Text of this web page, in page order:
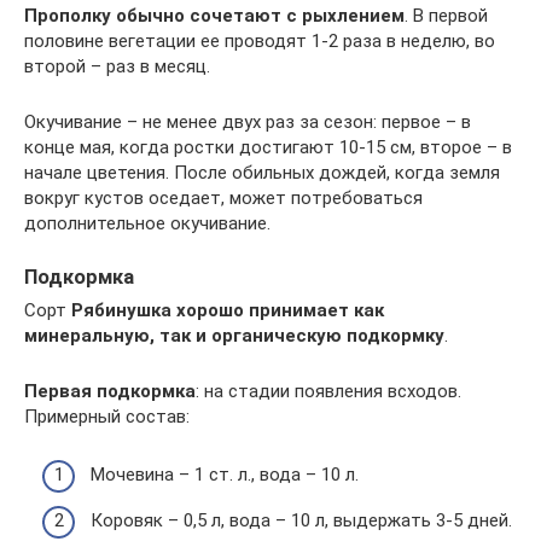
Прополку обычно сочетают с рыхлением . В первой
половине вегетации ее проводят 1-2 раза в неделю, во
второй – раз в месяц.
Окучивание – не менее двух раз за сезон: первое – в
конце мая, когда ростки достигают 10-15 см, второе – в
начале цветения. После обильных дождей, когда земля
вокруг кустов оседает, может потребоваться
дополнительное окучивание.
Подкормка
Сорт Рябинушка хорошо принимает как
минеральную, так и органическую подкормку.
Первая подкормка: на стадии появления всходов.
Примерный состав:
Мочевина – 1 ст. л., вода – 10 л.
Коровяк – 0,5 л, вода – 10 л, выдержать 3-5 дней.